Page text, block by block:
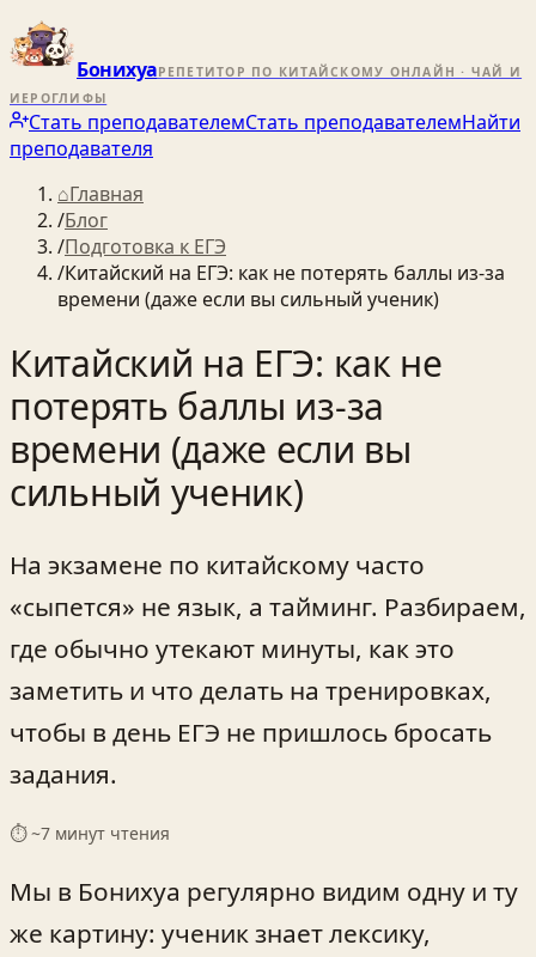
БонихуаРЕПЕТИТОР ПО КИТАЙСКОМУ ОНЛАЙН · ЧАЙ И
ИЕРОГЛИФЫ
Стать преподавателемСтать преподавателемНайти
преподавателя
⌂Главная
/Блог
/Подготовка к ЕГЭ
/Китайский на ЕГЭ: как не потерять баллы из‑за
времени (даже если вы сильный ученик)
Китайский на ЕГЭ: как не
потерять баллы из‑за
времени (даже если вы
сильный ученик)
На экзамене по китайскому часто
«сыпется» не язык, а тайминг. Разбираем,
где обычно утекают минуты, как это
заметить и что делать на тренировках,
чтобы в день ЕГЭ не пришлось бросать
задания.
⏱ ~7 минут чтения
Мы в Бонихуа регулярно видим одну и ту
же картину: ученик знает лексику,